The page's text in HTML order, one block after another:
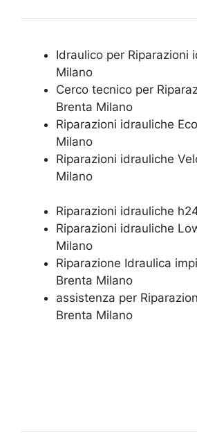
Idraulico per Riparazioni
Milano
Cerco tecnico per
Brenta Milano
Riparazioni idrauliche
Milano
Riparazioni idrauliche
Milano
Riparazioni idrauliche
Riparazioni idrauliche
Milano
Riparazione Idraulica
Brenta Milano
assistenza per
Brenta Milano